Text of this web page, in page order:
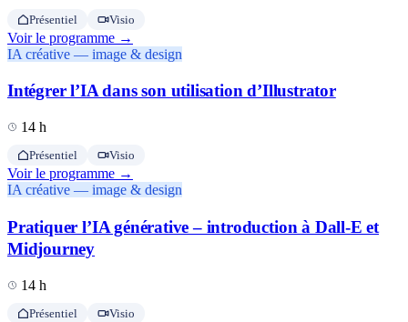
Présentiel Visio
Voir le programme →
IA créative — image & design
Intégrer l’IA dans son utilisation d’Illustrator
14 h
Présentiel Visio
Voir le programme →
IA créative — image & design
Pratiquer l’IA générative – introduction à Dall-E et
Midjourney
14 h
Présentiel Visio